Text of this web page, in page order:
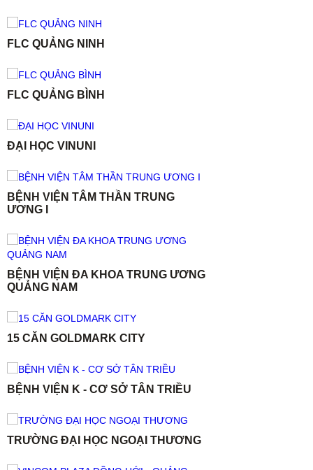
FLC QUẢNG NINH
FLC QUẢNG BÌNH
ĐẠI HỌC VINUNI
BỆNH VIỆN TÂM THẦN TRUNG
ƯƠNG I
BỆNH VIỆN ĐA KHOA TRUNG ƯƠNG
QUẢNG NAM
15 CĂN GOLDMARK CITY
BỆNH VIỆN K - CƠ SỞ TÂN TRIỀU
TRƯỜNG ĐẠI HỌC NGOẠI THƯƠNG